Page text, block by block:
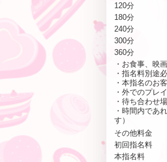
120分
180分
240分
300分
360分
・お食事、映
・指名料別途
・本指名のお
・外でのプレ
・待ち合わせ
・時間内であ
す）
その他料金
初回指名料
本指名料